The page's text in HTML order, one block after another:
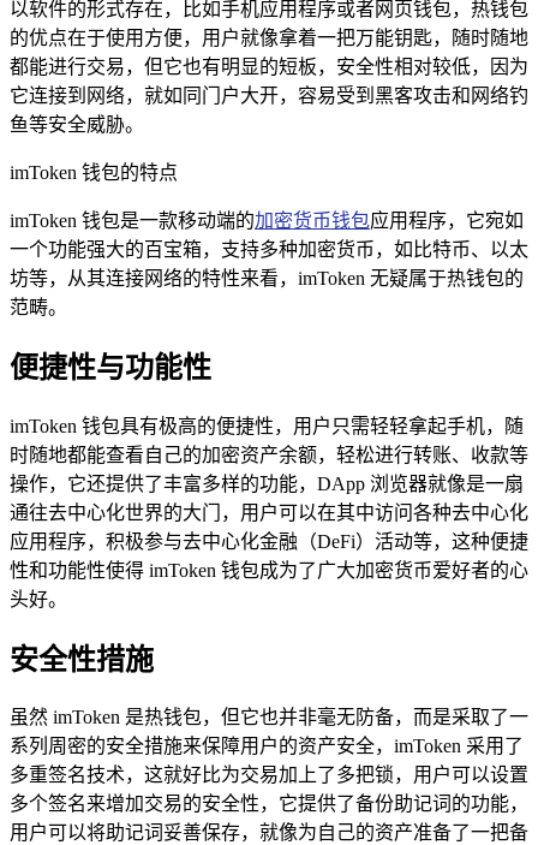
以软件的形式存在，比如手机应用程序或者网页钱包，热钱包
的优点在于使用方便，用户就像拿着一把万能钥匙，随时随地
都能进行交易，但它也有明显的短板，安全性相对较低，因为
它连接到网络，就如同门户大开，容易受到黑客攻击和网络钓
鱼等安全威胁。
imToken 钱包的特点
imToken 钱包是一款移动端的加密货币钱包应用程序，它宛如
一个功能强大的百宝箱，支持多种加密货币，如比特币、以太
坊等，从其连接网络的特性来看，imToken 无疑属于热钱包的
范畴。
便捷性与功能性
imToken 钱包具有极高的便捷性，用户只需轻轻拿起手机，随
时随地都能查看自己的加密资产余额，轻松进行转账、收款等
操作，它还提供了丰富多样的功能，DApp 浏览器就像是一扇
通往去中心化世界的大门，用户可以在其中访问各种去中心化
应用程序，积极参与去中心化金融（DeFi）活动等，这种便捷
性和功能性使得 imToken 钱包成为了广大加密货币爱好者的心
头好。
安全性措施
虽然 imToken 是热钱包，但它也并非毫无防备，而是采取了一
系列周密的安全措施来保障用户的资产安全，imToken 采用了
多重签名技术，这就好比为交易加上了多把锁，用户可以设置
多个签名来增加交易的安全性，它提供了备份助记词的功能，
用户可以将助记词妥善保存，就像为自己的资产准备了一把备